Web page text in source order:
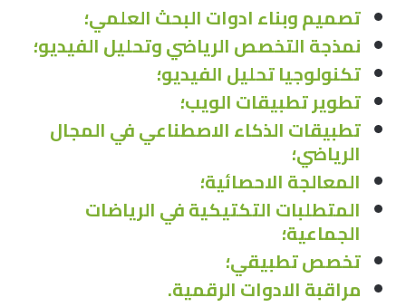
تصميم وبناء ادوات البحث العلمي؛
نمذجة التخصص الرياضي وتحليل الفيديو؛
تكنولوجيا تحليل الفيديو؛
تطوير تطبيقات الويب؛
تطبيقات الذكاء الاصطناعي في المجال
الرياضي؛
المعالجة الاحصائية؛
المتطلبات التكتيكية في الرياضات
الجماعية؛
تخصص تطبيقي؛
مراقبة الادوات الرقمية.